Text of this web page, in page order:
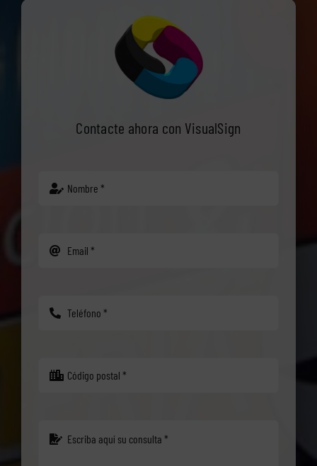
Contacte ahora con VisualSign